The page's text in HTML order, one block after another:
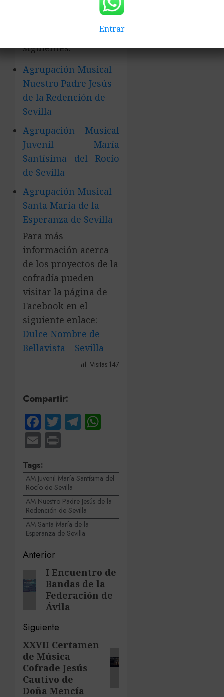
acto son las
siguientes:
Agrupación Musical
Nuestro Padre Jesús
de la Redención de
Sevilla
Agrupación Musical
Juvenil María
Santísima del Rocío
de Sevilla
Agrupación Musical
Santa María de la
Esperanza de Sevilla
Para más
información acerca
de los proyectos de la
cofradía pueden
visitar la página de
Facebook en el
siguiente enlace:
Dulce Nombre de
Bellavista – Sevilla
Visitas:147
Compartir:
Facebook
TwitterTelegram
Email
Tags:
AM Juvenil María Santísima del
Rocío de Sevilla
AM Nuestro Padre Jesús de la
Redención de Sevilla
AM Santa María de la
Esperanza de Sevilla
Navegación
de
entradas
Anterior
Entrada
anterior:
I Encuentro de
Bandas de la
Federación de
Ávila
Siguiente
Siguiente
entrada:
XXVII Certamen
de Música
Cofrade Jesús
Cautivo de
Doña Mencía
Entrar